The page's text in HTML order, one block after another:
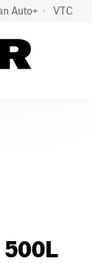
Auto+ VTC
500L